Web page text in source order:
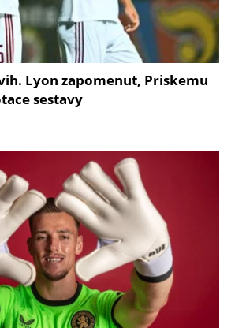
Lyon zapomenut, Priskemu
sestavy